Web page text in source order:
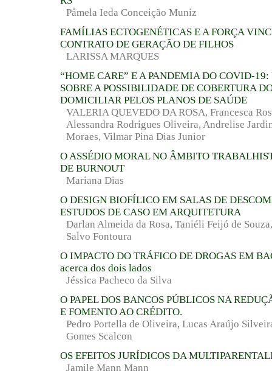
Pâmela Ieda Conceição Muniz
FAMÍLIAS ECTOGENÉTICAS E A FORÇA
CONTRATO DE GERAÇÃO DE FILHOS
LARISSA MARQUES
“HOME CARE” E A PANDEMIA DO COVID-19:
SOBRE A POSSIBILIDADE DE COBERTURA
DOMICILIAR PELOS PLANOS DE SAÚDE
VALERIA QUEVEDO DA ROSA, Francesca
Alessandra Rodrigues Oliveira, Andrelise
Moraes, Vilmar Pina Dias Junior
O ASSÉDIO MORAL NO ÂMBITO
DE BURNOUT
Mariana Dias
O DESIGN BIOFÍLICO EM SALAS DE
ESTUDOS DE CASO EM ARQUITETURA
Darlan Almeida da Rosa, Taniéli Feijó de
Salvo Fontoura
O IMPACTO DO TRÁFICO DE DROGAS EM
acerca dos dois lados
Jéssica Pacheco da Silva
O PAPEL DOS BANCOS PÚBLICOS NA
E FOMENTO AO CRÉDITO.
Pedro Portella de Oliveira, Lucas Araújo
Gomes Scalcon
OS EFEITOS JURÍDICOS DA
Jamile Mann Mann